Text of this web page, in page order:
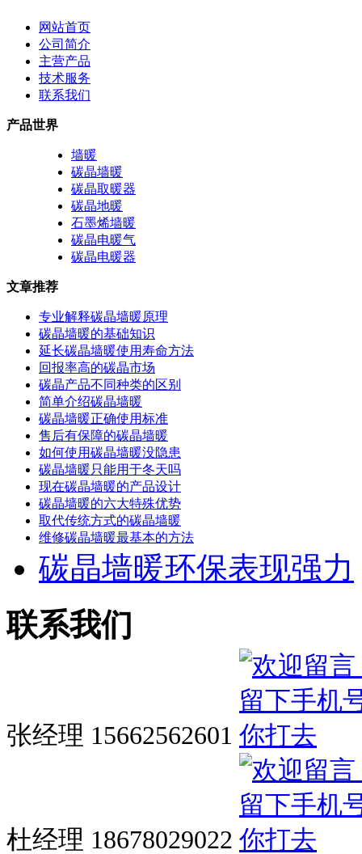
网站首页
公司简介
主营产品
技术服务
联系我们
产品世界
墙暖
碳晶墙暖
碳晶取暖器
碳晶地暖
石墨烯墙暖
碳晶电暖气
碳晶电暖器
文章推荐
专业解释碳晶墙暖原理
碳晶墙暖的基础知识
延长碳晶墙暖使用寿命方法
回报率高的碳晶市场
碳晶产品不同种类的区别
简单介绍碳晶墙暖
碳晶墙暖正确使用标准
售后有保障的碳晶墙暖
如何使用碳晶墙暖没隐患
碳晶墙暖只能用于冬天吗
现在碳晶墙暖的产品设计
碳晶墙暖的六大特殊优势
取代传统方式的碳晶墙暖
维修碳晶墙暖最基本的方法
碳晶墙暖环保表现强力
联系我们
张经理 15662562601
杜经理 18678029022